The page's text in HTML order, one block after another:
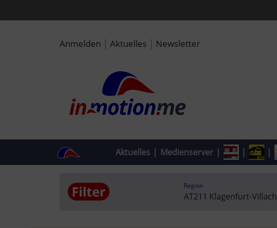
Anmelden | Aktuelles | Newsletter
Aktuelles | Medienserver | | |
Region
AT211 Klagenfurt-Villach